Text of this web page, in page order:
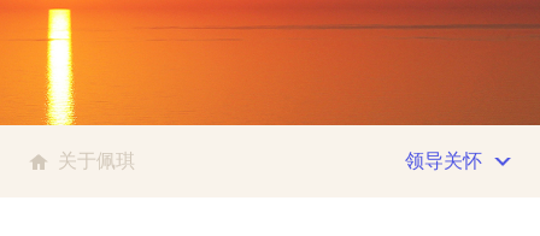
关于佩琪 领导关怀